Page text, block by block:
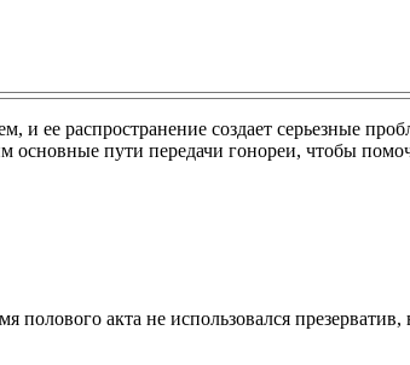
ее распространение создает серьезные
пути передачи гонореи, чтобы
акта не использовался презерватив,